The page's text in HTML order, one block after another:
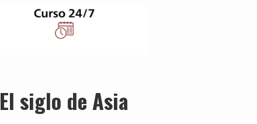
El siglo de Asia